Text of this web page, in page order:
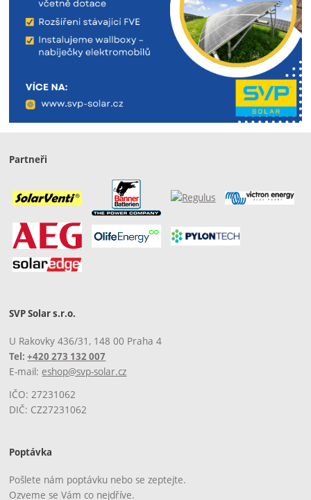
Partneři
SVP Solar s.r.o.
U Rakovky 436/31, 148 00 Praha 4
Tel:+420 273 132 007
E-mail: eshop@svp-solar.cz
IČO: 27231062
DIČ: CZ27231062
Poptávka
Pošlete nám poptávku nebo se zeptejte.
Ozveme se Vám co nejdříve.